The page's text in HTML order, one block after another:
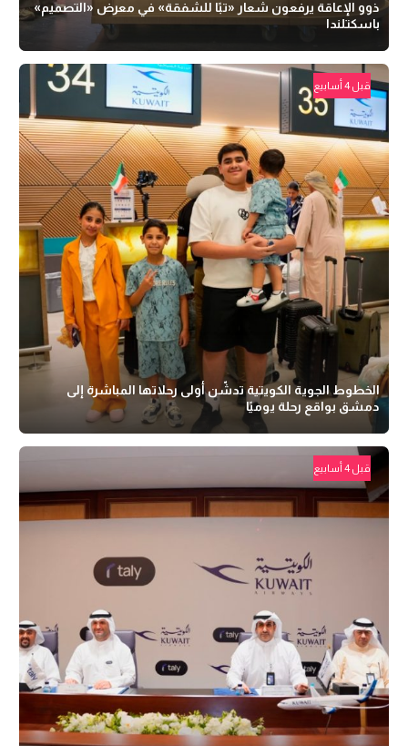
ذوو الإعاقة يرفعون شعار «تبًا للشفقة» في معرض «التصميم»
باسكتلندا
قبل 4 أسابيع
الخطوط الجوية الكويتية تدشّن أولى رحلاتها المباشرة إلى
دمشق بواقع رحلة يوميًا
قبل 4 أسابيع